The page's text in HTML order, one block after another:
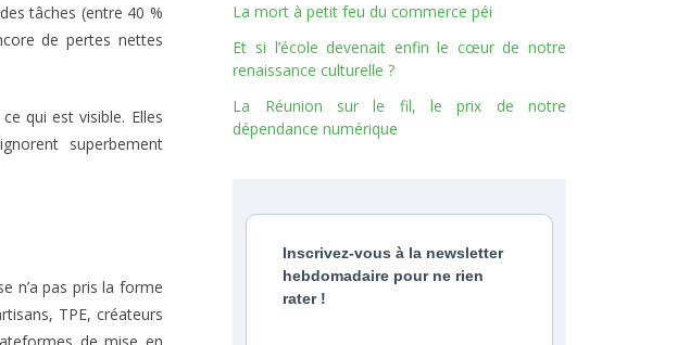
tâches (entre 40 %
de pertes nettes
qui est visible. Elles
superbement
n’a pas pris la forme
TPE, créateurs
La mort à petit feu du commerce péi
Et si l’école devenait enfin le cœur de notre
renaissance culturelle ?
La Réunion sur le fil, le prix de notre
dépendance numérique
Inscrivez-vous à la newsletter
hebdomadaire pour ne rien
rater !